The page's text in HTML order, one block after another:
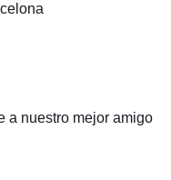
a nuestro mejor amigo